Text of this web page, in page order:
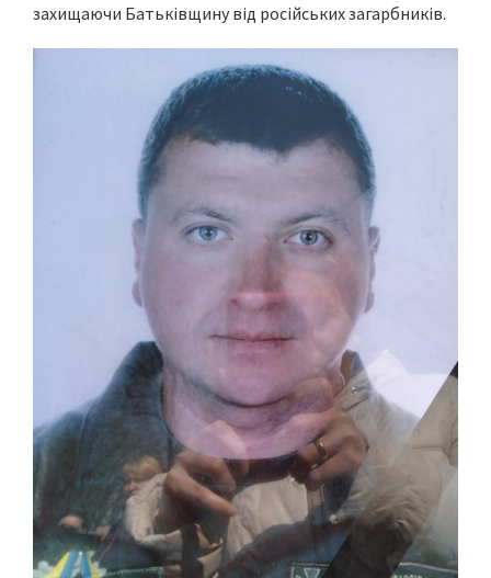
захищаючи Батьківщину від російських загарбників.